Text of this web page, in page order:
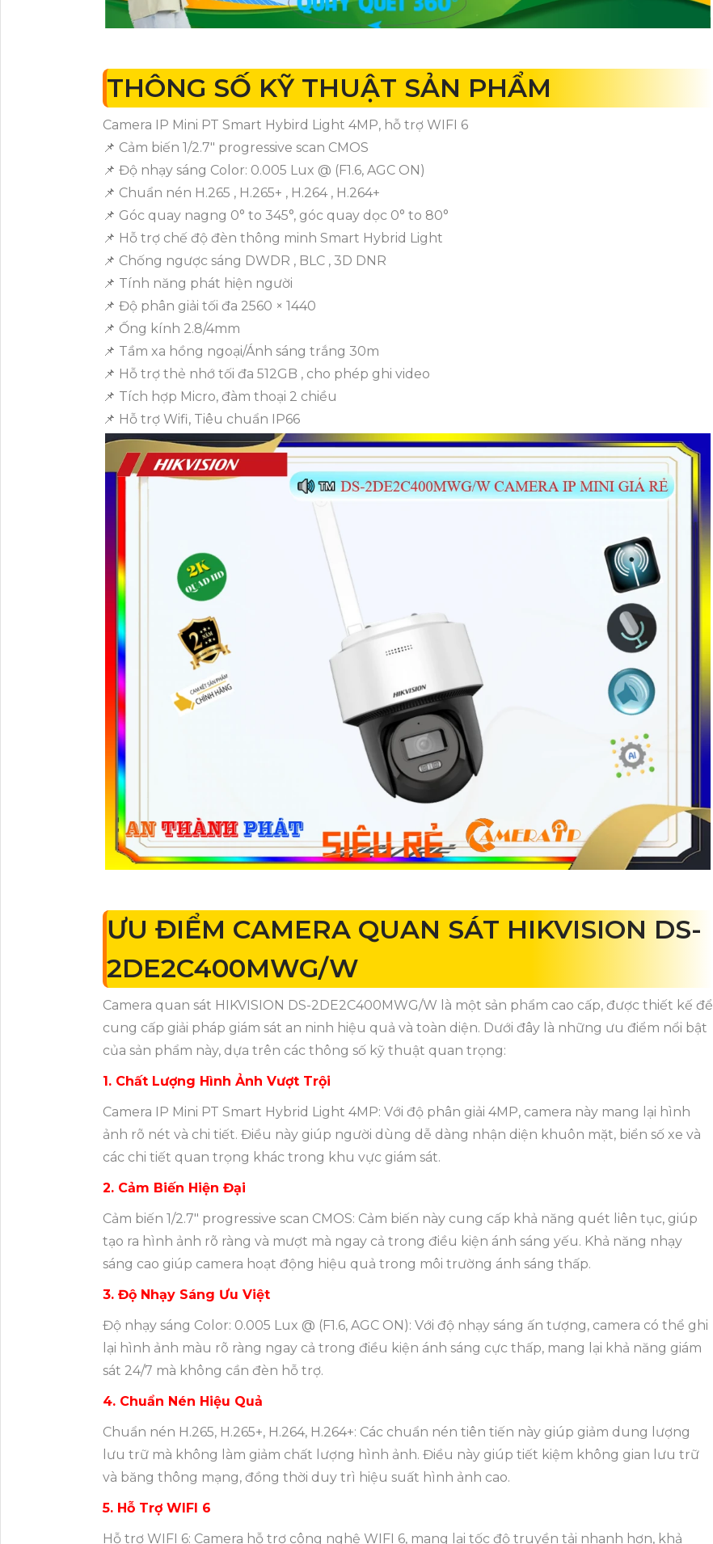
THÔNG SỐ KỸ THUẬT SẢN PHẨM
Camera IP Mini PT Smart Hybird Light 4MP, hỗ trợ WIFI 6
📌 Cảm biến 1/2.7" progressive scan CMOS
📌 Độ nhạy sáng Color: 0.005 Lux @ (F1.6, AGC ON)
📌 Chuẩn nén H.265 , H.265+ , H.264 , H.264+
📌 Góc quay nagng 0° to 345°, góc quay dọc 0° to 80°
📌 Hỗ trợ chế độ đèn thông minh Smart Hybrid Light
📌 Chống ngược sáng DWDR , BLC , 3D DNR
📌 Tính năng phát hiện người
📌 Độ phân giải tối đa 2560 × 1440
📌 Ống kính 2.8/4mm
📌 Tầm xa hồng ngoại/Ánh sáng trắng 30m
📌 Hỗ trợ thẻ nhớ tối đa 512GB , cho phép ghi video
📌 Tích hợp Micro, đàm thoại 2 chiều
📌 Hỗ trợ Wifi, Tiêu chuẩn IP66
ƯU ĐIỂM CAMERA QUAN SÁT HIKVISION DS-
2DE2C400MWG/W
Camera quan sát HIKVISION DS-2DE2C400MWG/W là một sản phẩm cao cấp, được thiết kế để
cung cấp giải pháp giám sát an ninh hiệu quả và toàn diện. Dưới đây là những ưu điểm nổi bật
của sản phẩm này, dựa trên các thông số kỹ thuật quan trọng:
1. Chất Lượng Hình Ảnh Vượt Trội
Camera IP Mini PT Smart Hybrid Light 4MP: Với độ phân giải 4MP, camera này mang lại hình
ảnh rõ nét và chi tiết. Điều này giúp người dùng dễ dàng nhận diện khuôn mặt, biển số xe và
các chi tiết quan trọng khác trong khu vực giám sát.
2. Cảm Biến Hiện Đại
Cảm biến 1/2.7" progressive scan CMOS: Cảm biến này cung cấp khả năng quét liên tục, giúp
tạo ra hình ảnh rõ ràng và mượt mà ngay cả trong điều kiện ánh sáng yếu. Khả năng nhạy
sáng cao giúp camera hoạt động hiệu quả trong môi trường ánh sáng thấp.
3. Độ Nhạy Sáng Ưu Việt
Độ nhạy sáng Color: 0.005 Lux @ (F1.6, AGC ON): Với độ nhạy sáng ấn tượng, camera có thể ghi
lại hình ảnh màu rõ ràng ngay cả trong điều kiện ánh sáng cực thấp, mang lại khả năng giám
sát 24/7 mà không cần đèn hỗ trợ.
4. Chuẩn Nén Hiệu Quả
Chuẩn nén H.265, H.265+, H.264, H.264+: Các chuẩn nén tiên tiến này giúp giảm dung lượng
lưu trữ mà không làm giảm chất lượng hình ảnh. Điều này giúp tiết kiệm không gian lưu trữ
và băng thông mạng, đồng thời duy trì hiệu suất hình ảnh cao.
5. Hỗ Trợ WIFI 6
Hỗ trợ WIFI 6: Camera hỗ trợ công nghệ WIFI 6, mang lại tốc độ truyền tải nhanh hơn, khả